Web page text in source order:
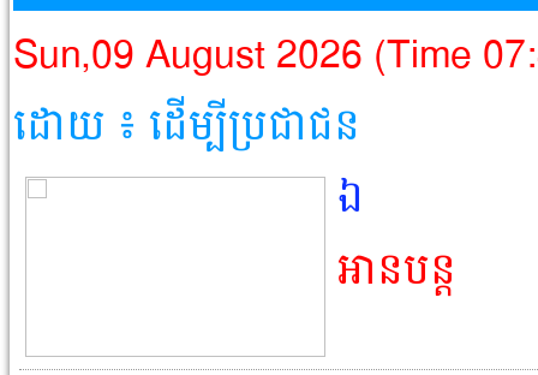
Sun,09 August 2026 (Time
ដោយ ៖ ដើម្បីប្រជាជន​
ឯ
អានបន្ត